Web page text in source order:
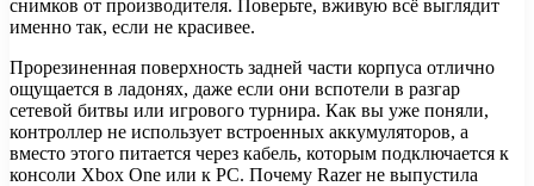
снимков от производителя. Поверьте, вживую всё выглядит
именно так, если не красивее.
Прорезиненная поверхность задней части корпуса отлично
ощущается в ладонях, даже если они вспотели в разгар
сетевой битвы или игрового турнира. Как вы уже поняли,
контроллер не использует встроенных аккумуляторов, а
вместо этого питается через кабель, которым подключается к
консоли Xbox One или к PC. Почему Razer не выпустила